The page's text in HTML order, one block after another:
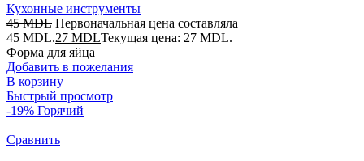
Кухонные инструменты
45MDL Первоначальная цена составляла
45 MDL.27 MDLТекущая цена: 27 MDL.
Форма для яйца
Добавить в пожелания
В корзину
Быстрый просмотр
-19% Горячий
Сравнить